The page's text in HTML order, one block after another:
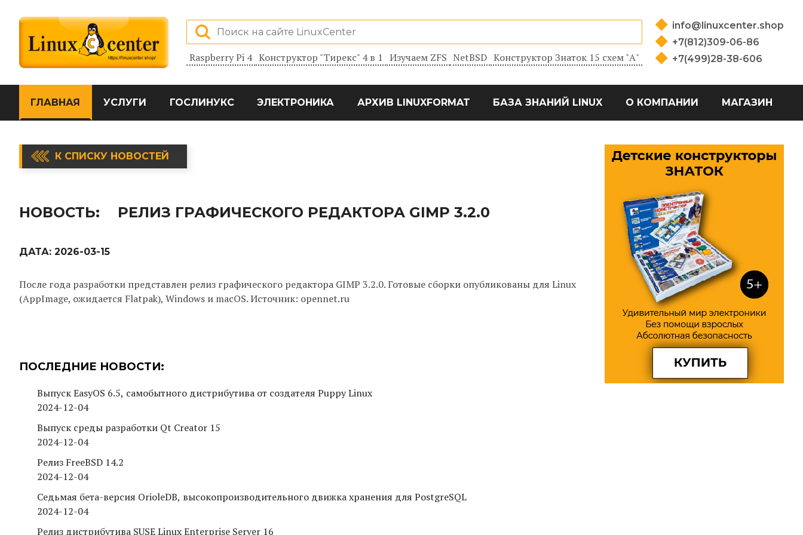
Raspberry Pi 4 Конструктор "Тирекс" 4 в 1 Изучаем ZFS NetBSD Конструктор Знаток 15 схем "А"
info@linuxcenter.shop
+7(812)309-06-86
+7(499)28-38-606
ГЛАВНАЯ УСЛУГИ ГОСЛИНУКС ЭЛЕКТРОНИКА АРХИВ LINUXFORMAT БАЗА ЗНАНИЙ LINUX О КОМПАНИИ МАГАЗИН
К СПИСКУ НОВОСТЕЙ
НОВОСТЬ: РЕЛИЗ ГРАФИЧЕСКОГО РЕДАКТОРА GIMP 3.2.0
ДАТА: 2026-03-15
После года разработки представлен релиз графического редактора GIMP 3.2.0. Готовые сборки опубликованы для Linux
(AppImage, ожидается Flatpak), Windows и macOS. Источник: opennet.ru
ПОСЛЕДНИЕ НОВОСТИ:
Выпуск EasyOS 6.5, самобытного дистрибутива от создателя Puppy Linux
2024-12-04
Выпуск среды разработки Qt Creator 15
2024-12-04
Релиз FreeBSD 14.2
2024-12-04
Седьмая бета-версия OrioleDB, высокопроизводительного движка хранения для PostgreSQL
2024-12-04
Релиз дистрибутива SUSE Linux Enterprise Server 16